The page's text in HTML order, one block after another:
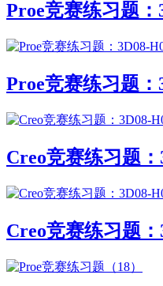
Proe竞赛练习题：
Proe竞赛练习题：
Creo竞赛练习题：
Creo竞赛练习题：